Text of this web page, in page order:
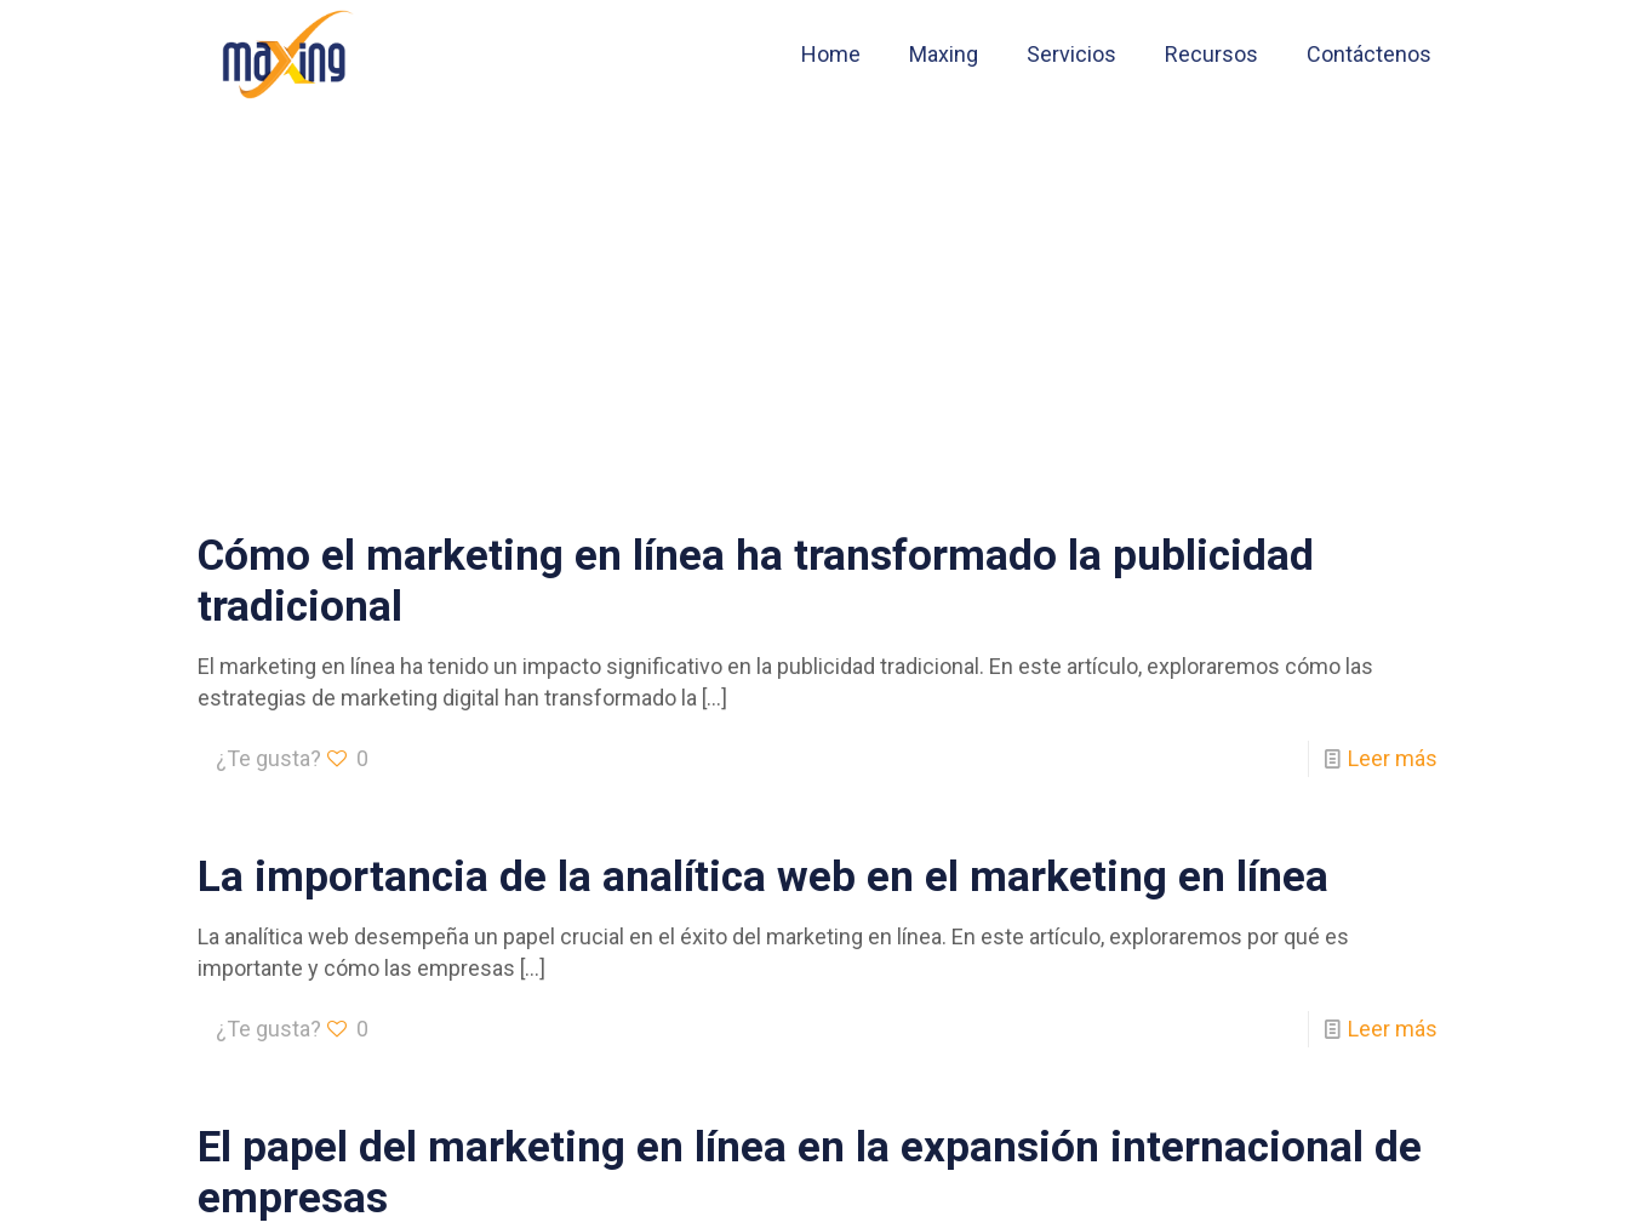
Home Maxing Servicios Recursos Contáctenos
Cómo el marketing en línea ha transformado la publicidad
tradicional
El marketing en línea ha tenido un impacto significativo en la publicidad tradicional. En este artículo, exploraremos cómo las
estrategias de marketing digital han transformado la […]
¿Te gusta? 0 Leer más
La importancia de la analítica web en el marketing en línea
La analítica web desempeña un papel crucial en el éxito del marketing en línea. En este artículo, exploraremos por qué es
importante y cómo las empresas […]
¿Te gusta? 0 Leer más
El papel del marketing en línea en la expansión internacional de
empresas